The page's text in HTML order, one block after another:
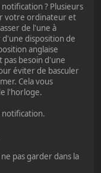
notification ? Plusieurs
votre ordinateur et
de l'une à
disposition de
anglaise
pas besoin d'une
éviter de basculer
Cela vous
l'horloge.
notification.
pas garder dans la